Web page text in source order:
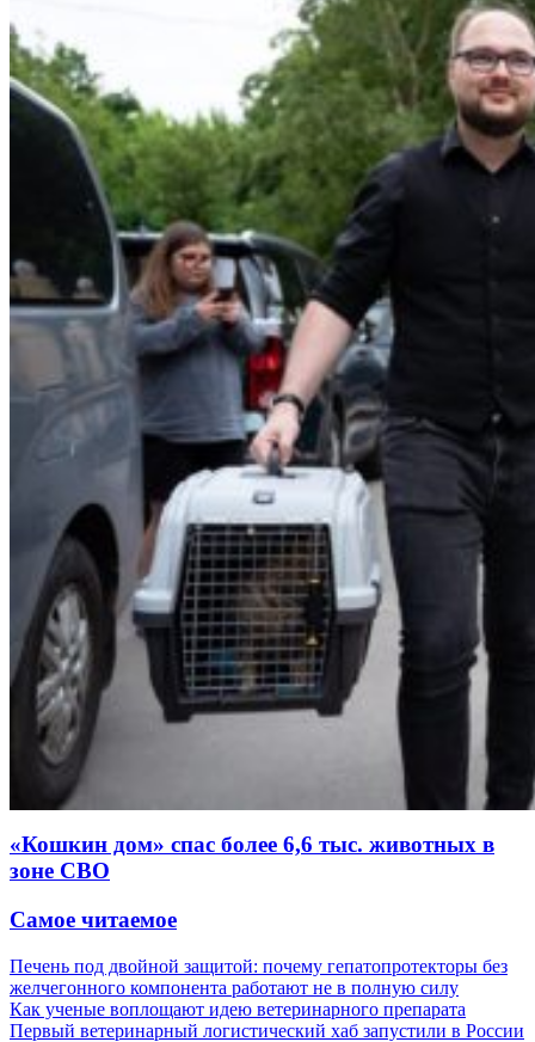
«Кошкин дом» спас более 6,6 тыс. животных в
зоне СВО
Самое читаемое
Печень под двойной защитой: почему гепатопротекторы без
желчегонного компонента работают не в полную силу
Как ученые воплощают идею ветеринарного препарата
Первый ветеринарный логистический хаб запустили в России